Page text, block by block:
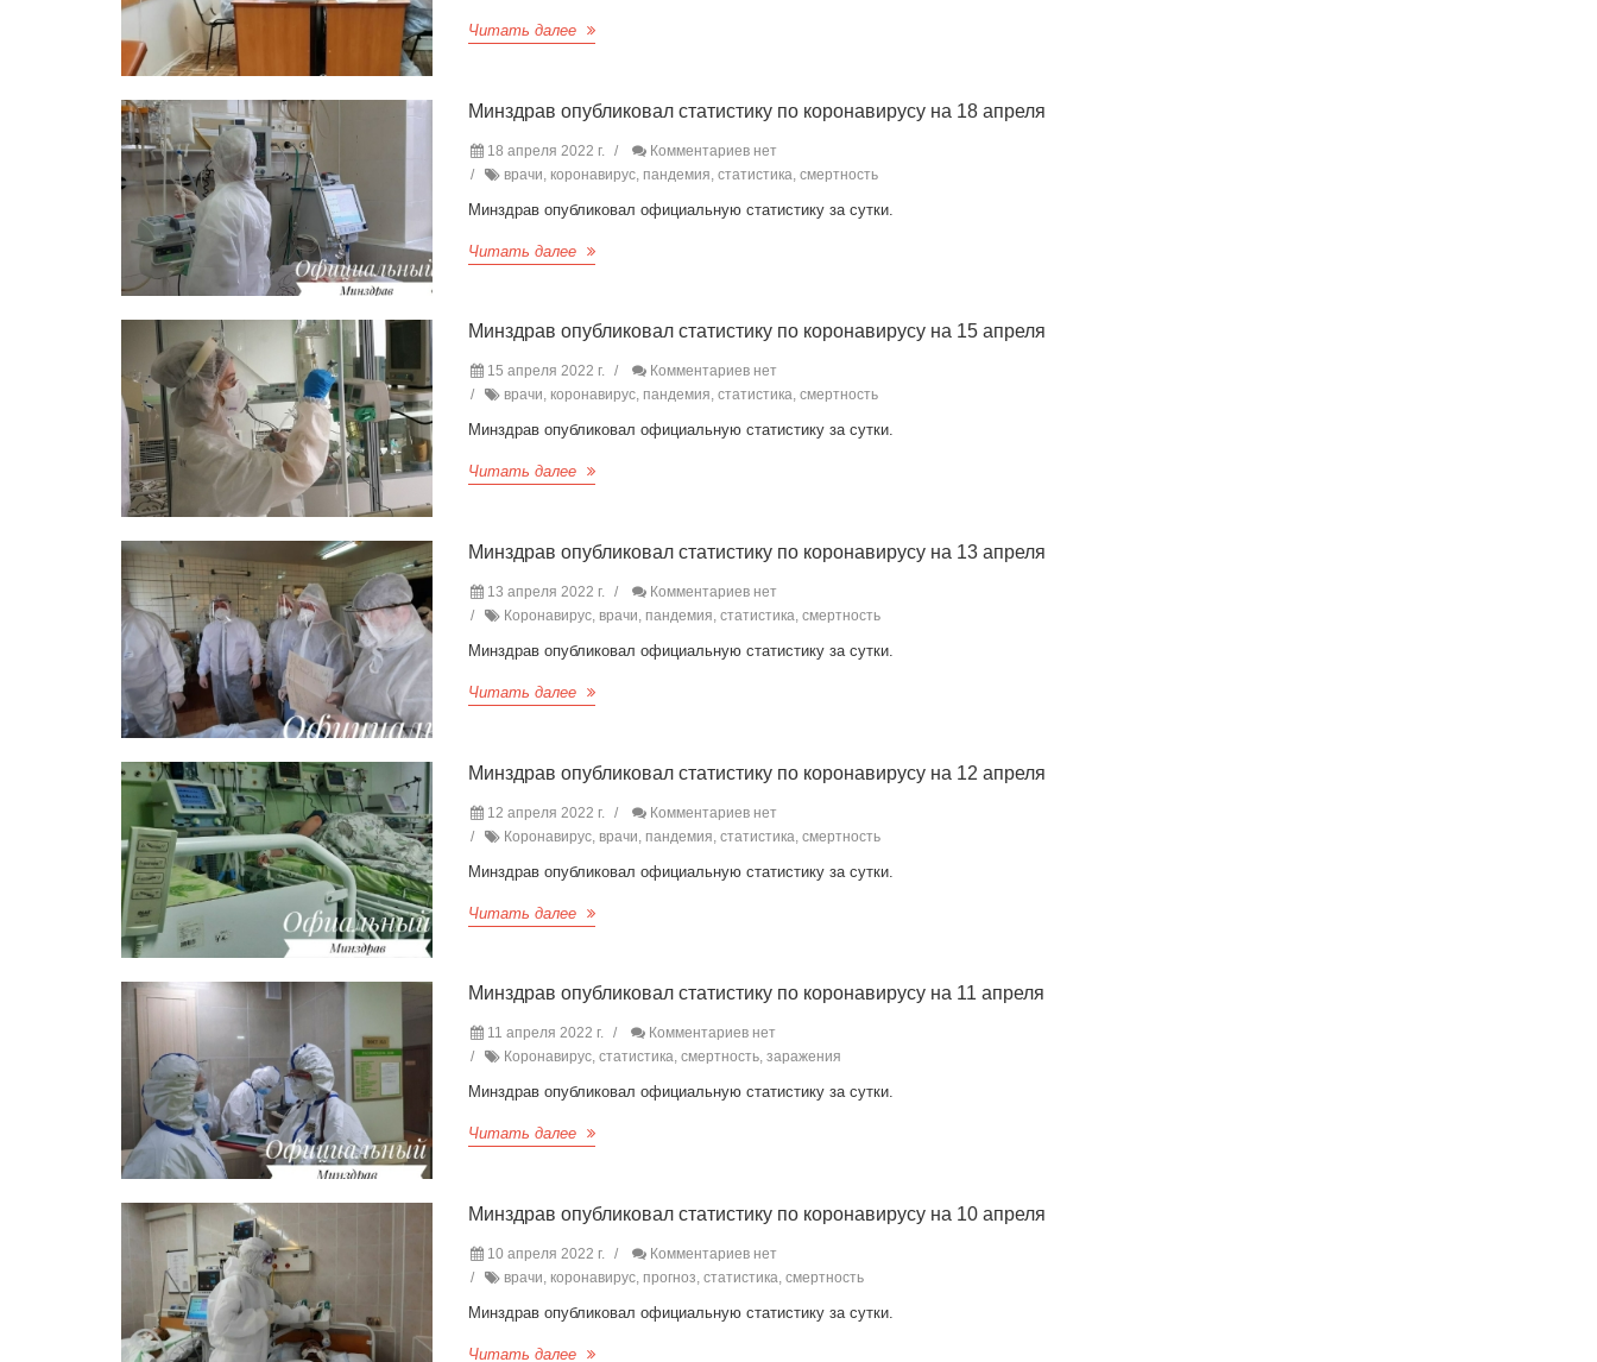
Читать далее
Минздрав опубликовал статистику по коронавирусу на 18 апреля
18 апреля 2022 г.
Комментариев нет
врачи, коронавирус, пандемия, статистика, смертность
Минздрав опубликовал официальную статистику за сутки.
Читать далее
Минздрав опубликовал статистику по коронавирусу на 15 апреля
15 апреля 2022 г.
Комментариев нет
врачи, коронавирус, пандемия, статистика, смертность
Минздрав опубликовал официальную статистику за сутки.
Читать далее
Минздрав опубликовал статистику по коронавирусу на 13 апреля
13 апреля 2022 г.
Комментариев нет
Коронавирус, врачи, пандемия, статистика, смертность
Минздрав опубликовал официальную статистику за сутки.
Читать далее
Минздрав опубликовал статистику по коронавирусу на 12 апреля
12 апреля 2022 г.
Комментариев нет
Коронавирус, врачи, пандемия, статистика, смертность
Минздрав опубликовал официальную статистику за сутки.
Читать далее
Минздрав опубликовал статистику по коронавирусу на 11 апреля
11 апреля 2022 г.
Комментариев нет
Коронавирус, статистика, смертность, заражения
Минздрав опубликовал официальную статистику за сутки.
Читать далее
Минздрав опубликовал статистику по коронавирусу на 10 апреля
10 апреля 2022 г.
Комментариев нет
врачи, коронавирус, прогноз, статистика, смертность
Минздрав опубликовал официальную статистику за сутки.
Читать далее